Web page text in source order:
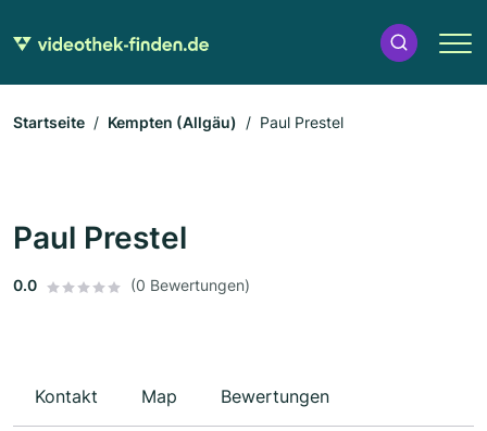
Startseite Kempten (Allgäu) Paul Prestel
Paul Prestel
0.0 (0 Bewertungen)
Kontakt Map Bewertungen